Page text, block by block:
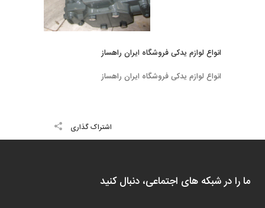
انواع لوازم یدکی فروشگاه ایران راهساز
انواع لوازم یدکی فروشگاه ایران راهساز
اشتراک گذاری
ما را در شبکه های اجتماعی، دنبال کنید